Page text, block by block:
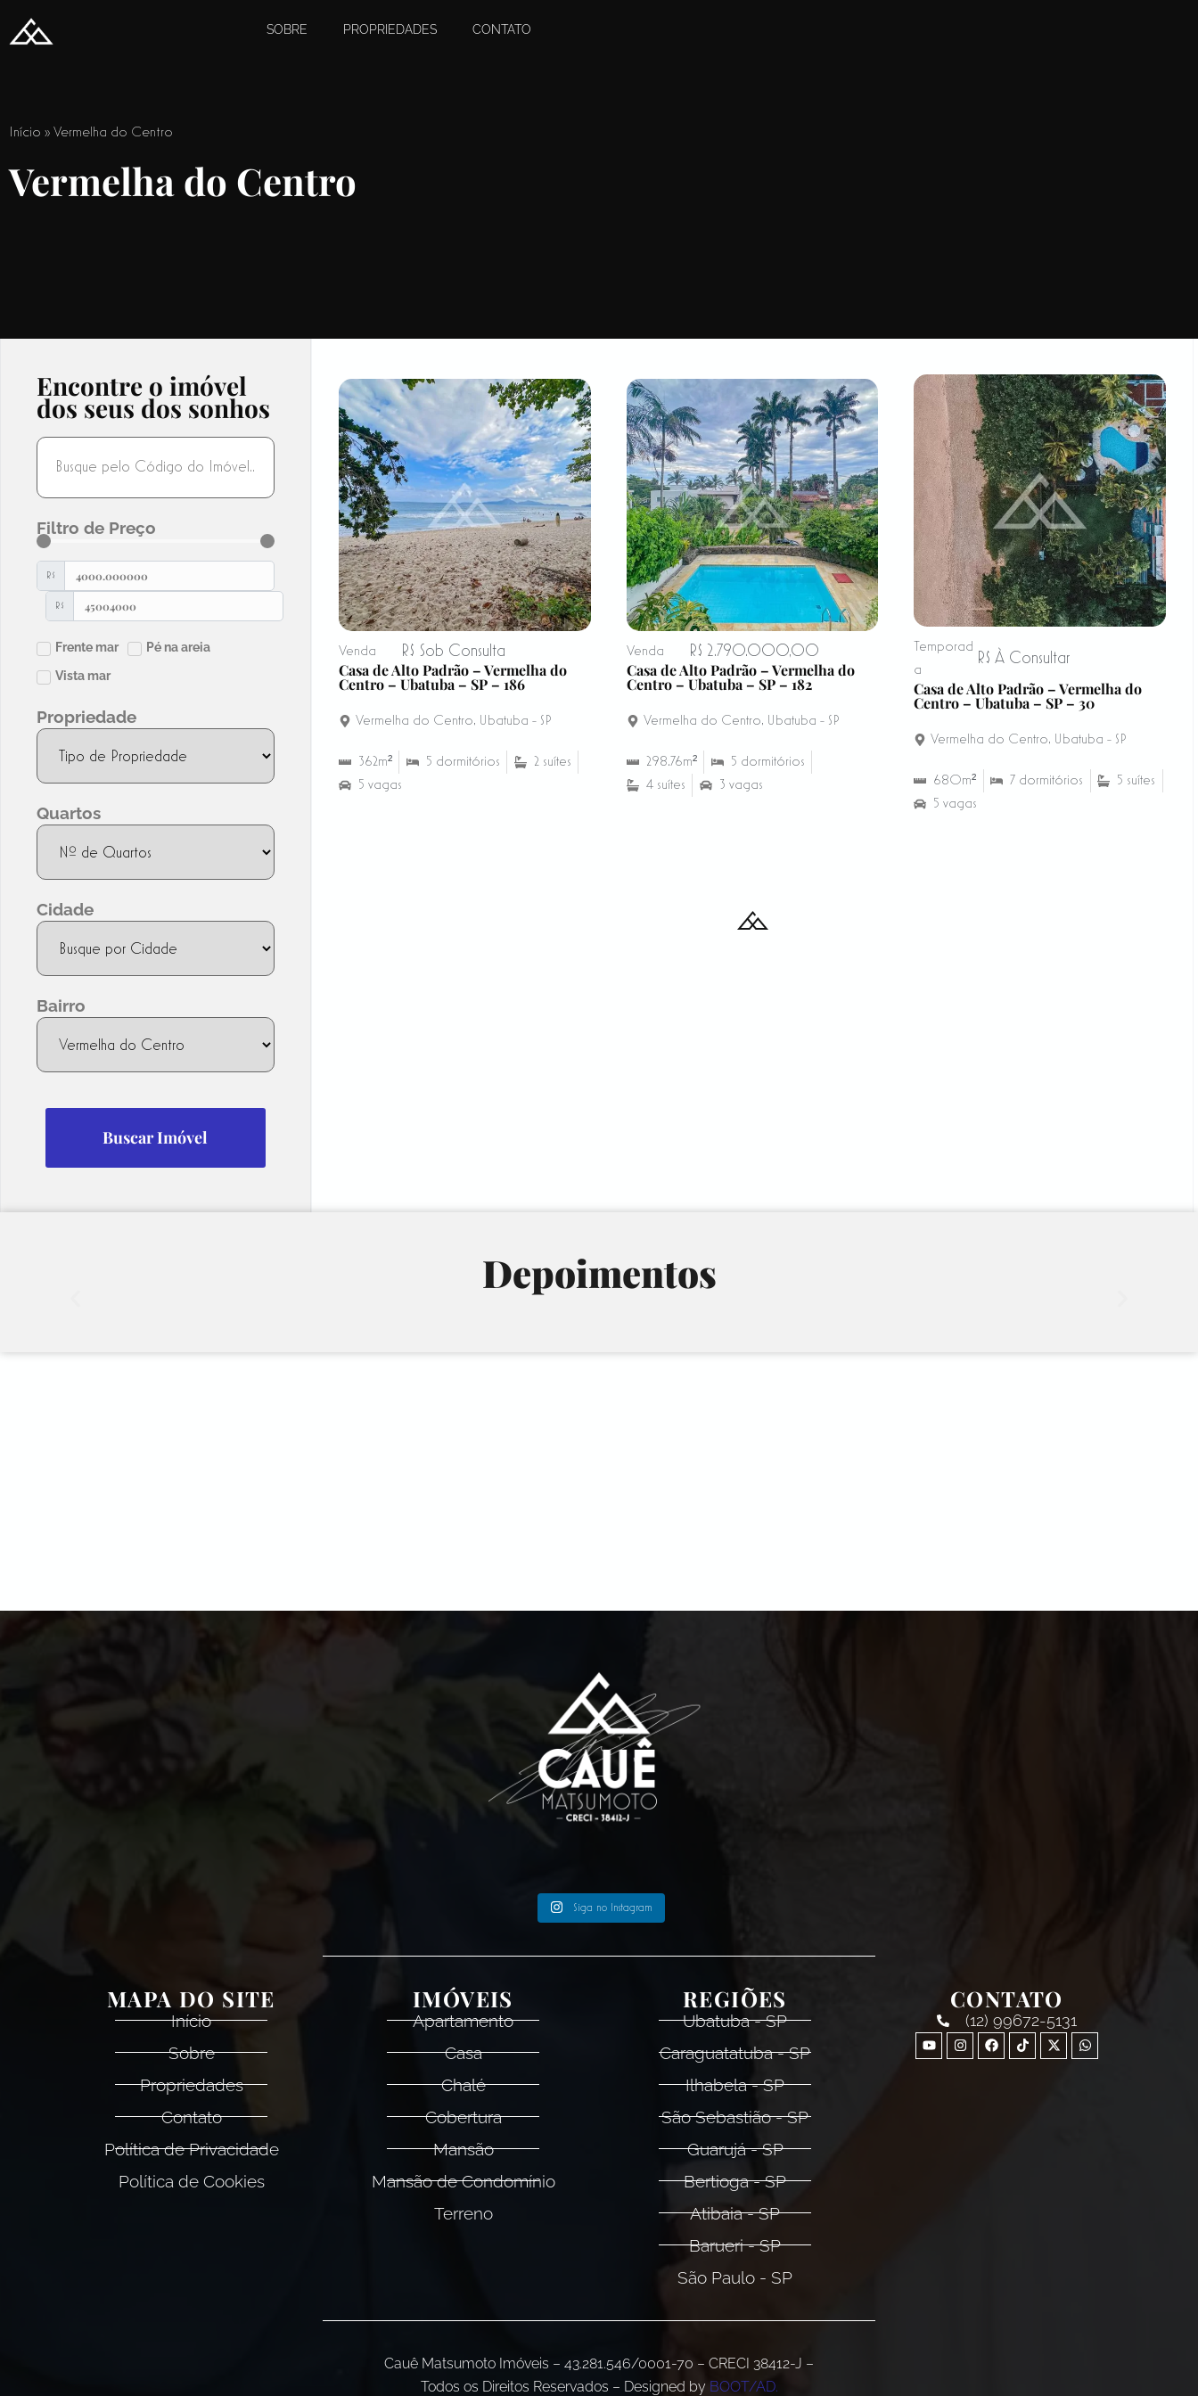
SOBRE PROPRIEDADES CONTATO
Início » Vermelha do Centro
Vermelha do Centro
Encontre o imóvel
dos seus dos sonhos
Filtro de Preço
R$
R$
Frente mar
Pé na areia
Vista mar
Propriedade
Quartos
Cidade
Bairro
Buscar Imóvel
Venda R$ Sob Consulta
Casa de Alto Padrão – Vermelha do
Centro – Ubatuba – SP – 186
Vermelha do Centro, Ubatuba - SP
362m² 5 dormitórios
2 suítes
5 vagas
Venda R$ 2.790.000,00
Casa de Alto Padrão – Vermelha do
Centro – Ubatuba – SP – 182
Vermelha do Centro, Ubatuba - SP
298.76m²
5 dormitórios
4 suítes
3 vagas
Temporad
a
R$ À Consultar
Casa de Alto Padrão – Vermelha do
Centro – Ubatuba – SP – 30
Vermelha do Centro, Ubatuba - SP
680m² 7 dormitórios
5 suítes
5 vagas
Depoimentos
Siga no Instagram
MAPA DO SITE
Início
Sobre
Propriedades
Contato
Política de Privacidade
Política de Cookies
IMÓVEIS
Apartamento
Casa
Chalé
Cobertura
Mansão
Mansão de Condomínio
Terreno
REGIÕES
Ubatuba - SP
Caraguatatuba - SP
Ilhabela - SP
São Sebastião - SP
Guarujá - SP
Bertioga - SP
Atibaia - SP
Barueri - SP
São Paulo - SP
CONTATO
(12) 99672-5131
Cauê Matsumoto Imóveis – 43.281.546/0001-70 – CRECI 38412-J –
Todos os Direitos Reservados – Designed by BOOT/AD.